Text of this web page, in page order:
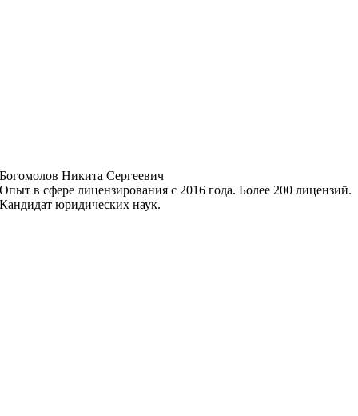
Богомолов Никита Сергеевич
Опыт в сфере лицензирования с 2016 года. Более 200 лицензий.
Кандидат юридических наук.